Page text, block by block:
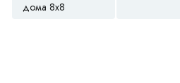
дома 8х8